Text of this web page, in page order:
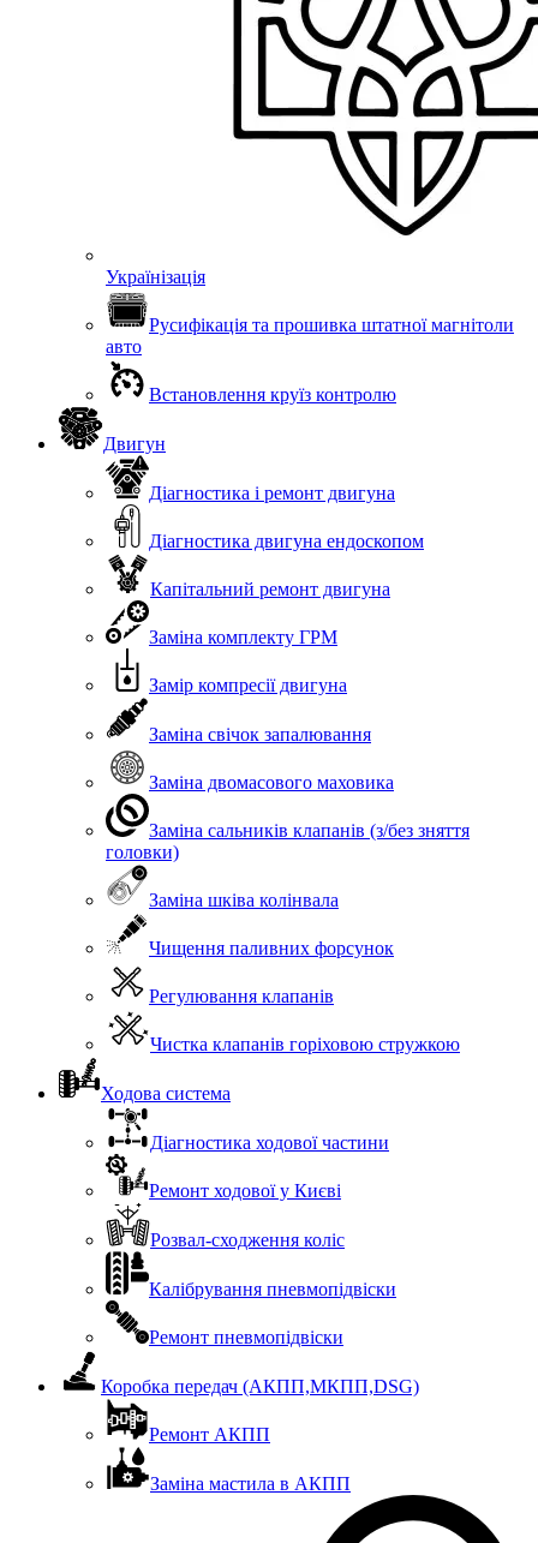
Українізація
Русифікація та прошивка штатної магнітоли
авто
Встановлення круїз контролю
Двигун
Діагностика і ремонт двигуна
Діагностика двигуна ендоскопом
Капітальний ремонт двигуна
Заміна комплекту ГРМ
Замір компресії двигуна
Заміна свічок запалювання
Заміна двомасового маховика
Заміна сальників клапанів (з/без зняття
головки)
Заміна шківа колінвала
Чищення паливних форсунок
Регулювання клапанів
Чистка клапанів горіховою стружкою
Ходова система
Діагностика ходової частини
Ремонт ходової у Києві
Розвал-сходження коліс
Калібрування пневмопідвіски
Ремонт пневмопідвіски
Коробка передач (АКПП,МКПП,DSG)
Ремонт АКПП
Заміна мастила в АКПП